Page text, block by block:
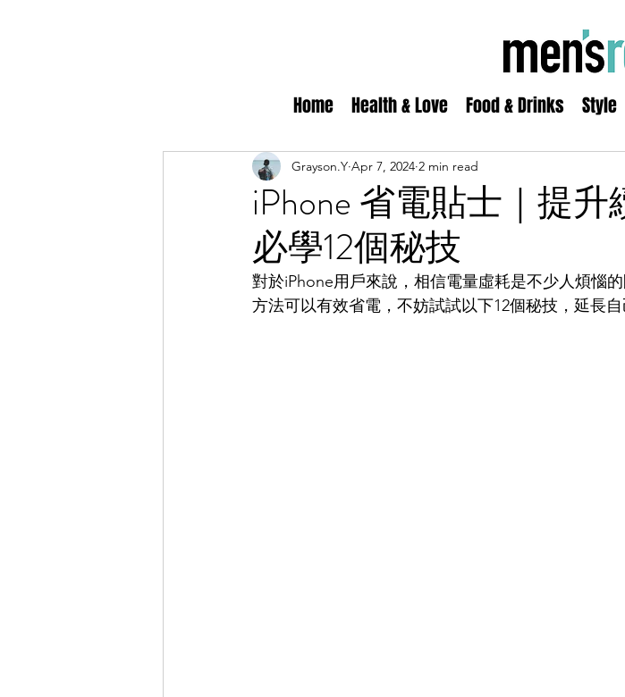
Home Health & Love Food & Drinks Style
iPhone 省電貼士｜提
必學12個秘技
Grayson.Y Apr 7, 2024 2 min read
對於iPhone用戶來說，相信電量虛耗是不少人煩惱
方法可以有效省電，不妨試試以下12個秘技，延長自